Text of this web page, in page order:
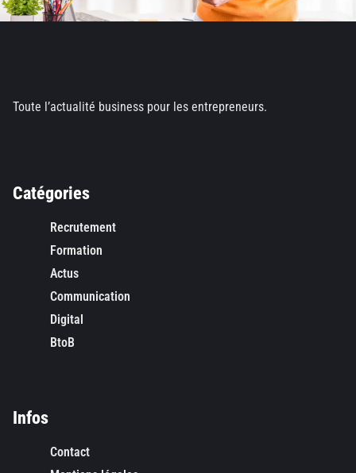
Toute l’actualité business pour les entrepreneurs.
Catégories
Recrutement
Formation
Actus
Communication
Digital
BtoB
Infos
Contact